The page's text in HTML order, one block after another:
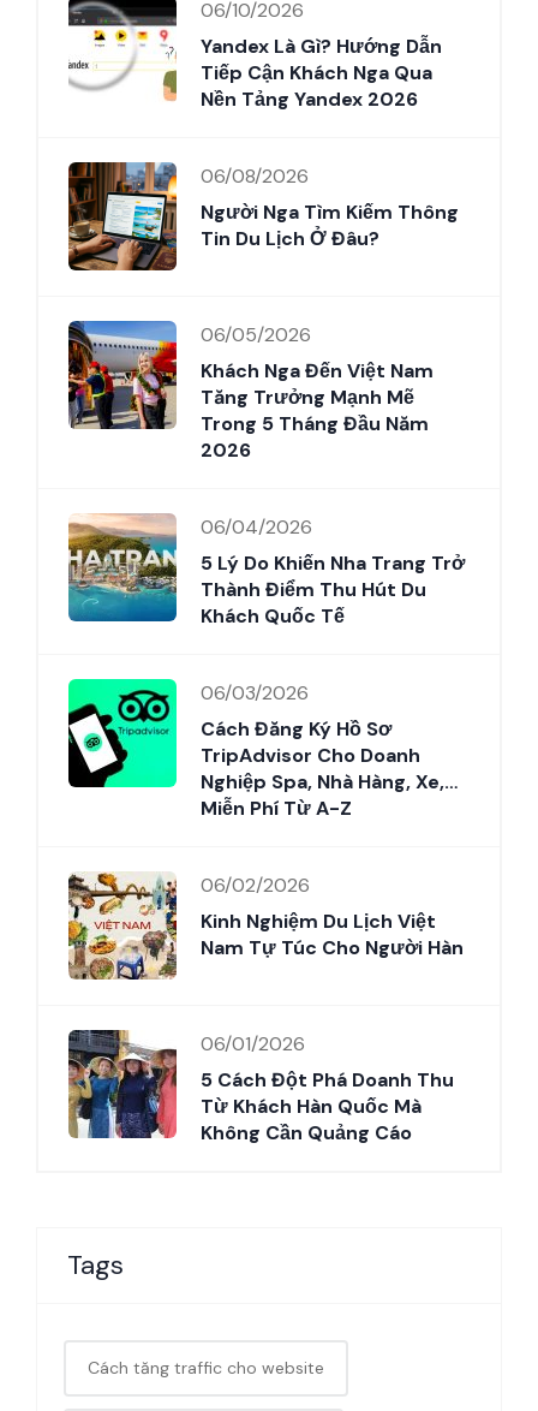
06/10/2026
Yandex Là Gì? Hướng Dẫn
Tiếp Cận Khách Nga Qua
Nền Tảng Yandex 2026
06/08/2026
Người Nga Tìm Kiếm Thông
Tin Du Lịch Ở Đâu?
06/05/2026
Khách Nga Đến Việt Nam
Tăng Trưởng Mạnh Mẽ
Trong 5 Tháng Đầu Năm
2026
06/04/2026
5 Lý Do Khiến Nha Trang Trở
Thành Điểm Thu Hút Du
Khách Quốc Tế
06/03/2026
Cách Đăng Ký Hồ Sơ
TripAdvisor Cho Doanh
Nghiệp Spa, Nhà Hàng, Xe,…
Miễn Phí Từ A-Z
06/02/2026
Kinh Nghiệm Du Lịch Việt
Nam Tự Túc Cho Người Hàn
06/01/2026
5 Cách Đột Phá Doanh Thu
Từ Khách Hàn Quốc Mà
Không Cần Quảng Cáo
Tags
Cách tăng traffic cho website